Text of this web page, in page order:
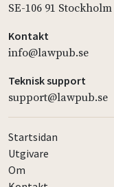
SE-106 91 Stockholm
Kontakt
info@lawpub.se
Teknisk support
support@lawpub.se
Startsidan
Utgivare
Om